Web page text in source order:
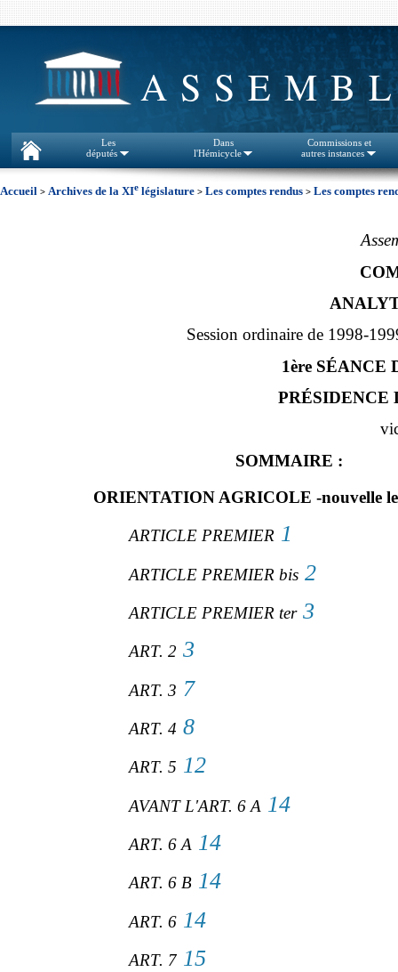
Les
députés
Dans
l'Hémicycle
Commissions et
autres instances
Accueil > Archives de la XIe législature > Les comptes rendus > Les comptes
Session ordinaire de 1998-
1ère SÉANCE
PRÉSIDENCE
SOMMAIRE :
ORIENTATION AGRICOLE -nouvelle
ARTICLE PREMIER 1
ARTICLE PREMIER bis 2
ARTICLE PREMIER ter3
ART. 2 3
ART. 3 7
ART. 4 8
ART. 5 12
AVANT L'ART. 6 A 14
ART. 6 A 14
ART. 6 B 14
ART. 6 14
ART. 7 15